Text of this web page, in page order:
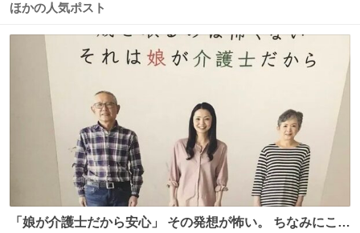
ほかの人気ポスト
「娘が介護士だから安心」 その発想が怖い。 ちなみにこの